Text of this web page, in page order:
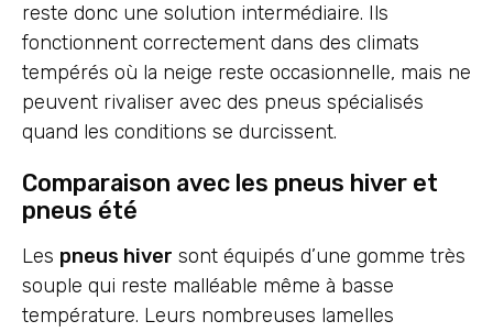
reste donc une solution intermédiaire. Ils
fonctionnent correctement dans des climats
tempérés où la neige reste occasionnelle, mais ne
peuvent rivaliser avec des pneus spécialisés
quand les conditions se durcissent.
Comparaison avec les pneus hiver et
pneus été
Les pneus hiver sont équipés d’une gomme très
souple qui reste malléable même à basse
température. Leurs nombreuses lamelles